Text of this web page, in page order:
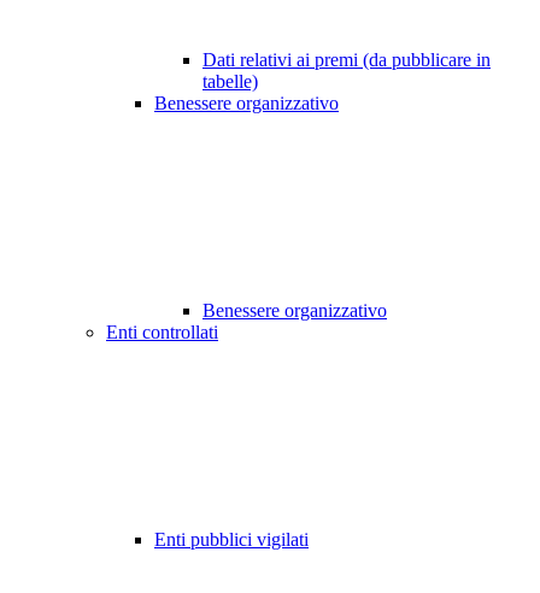
Dati relativi ai premi (da pubblicare in
tabelle)
Benessere organizzativo
Benessere organizzativo
Enti controllati
Enti pubblici vigilati